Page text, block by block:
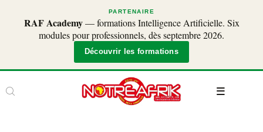
PARTENAIRE
RAF Academy— formations Intelligence Artificielle. Six
modules pour professionnels, dès septembre 2026.
Découvrir les formations